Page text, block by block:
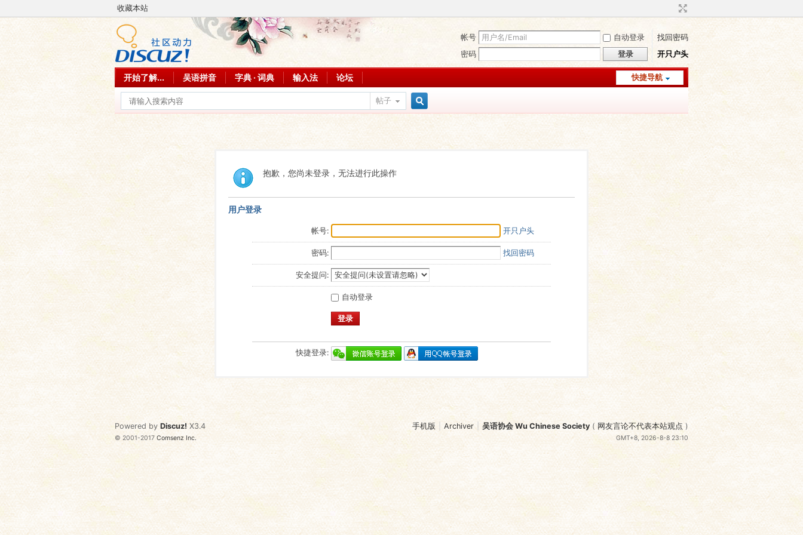
收藏本站
帐号 自动登录
找回密码
密码
登录 开只户头
快捷导航
开始了解... 吴语拼音 字典 · 词典 输入法 论坛
帖子
抱歉，您尚未登录，无法进行此操作
用户登录
帐号: 开只户头
密码: 找回密码
安全提问:
自动登录
登录
快捷登录:
手机版 Archiver 吴语协会 Wu Chinese Society ( 网友言论不代表本站观点 )
GMT+8, 2026-8-8 23:10
Powered by Discuz! X3.4
© 2001-2017Comsenz Inc.